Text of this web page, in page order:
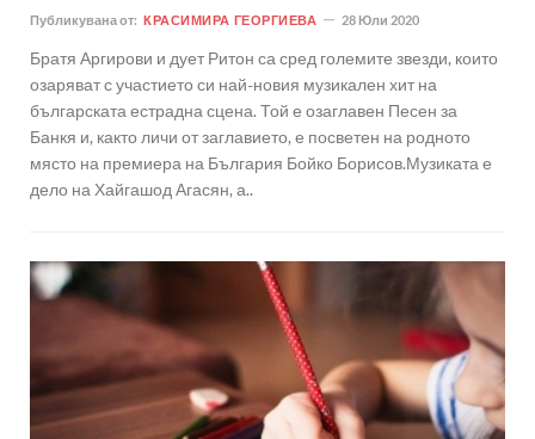
Публикувана от: КРАСИМИРА ГЕОРГИЕВА 28 Юли 2020
Братя Аргирови и дует Ритон са сред големите звезди, които
озаряват с участието си най-новия музикален хит на
българската естрадна сцена. Той е озаглавен Песен за
Банкя и, както личи от заглавието, е посветен на родното
място на премиера на България Бойко Борисов.Музиката е
дело на Хайгашод Агасян, а..